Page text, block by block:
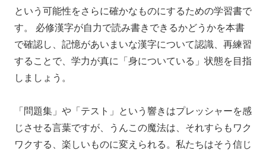
という可能性をさらに確かなものにするための学習書で
す。 必修漢字が自力で読み書きできるかどうかを本書
で確認し、記憶があいまいな漢字について認識、再練習
することで、学力が真に「身についている」状態を目指
しましょう。
「問題集」や「テスト」という響きはプレッシャーを感
じさせる言葉ですが、うんこの魔法は、それすらもワク
ワクする、楽しいものに変えられる。私たちはそう信じ